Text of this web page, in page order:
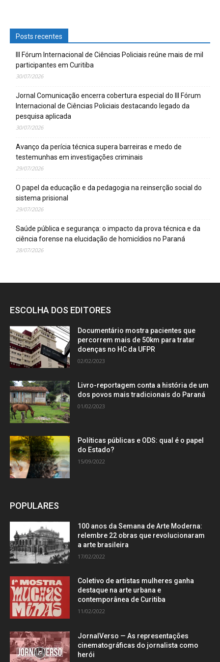
Posts recentes
III Fórum Internacional de Ciências Policiais reúne mais de mil
participantes em Curitiba
30/07/2026
Jornal Comunicação encerra cobertura especial do III Fórum
Internacional de Ciências Policiais destacando legado da
pesquisa aplicada
30/07/2026
Avanço da perícia técnica supera barreiras e medo de
testemunhas em investigações criminais
29/07/2026
O papel da educação e da pedagogia na reinserção social do
sistema prisional
29/07/2026
Saúde pública e segurança: o impacto da prova técnica e da
ciência forense na elucidação de homicídios no Paraná
28/07/2026
ESCOLHA DOS EDITORES
Documentário mostra pacientes que
percorrem mais de 50km para tratar
doenças no HC da UFPR
02/02/2023
Livro-reportagem conta a história de um
dos povos mais tradicionais do Paraná
01/02/2023
Políticas públicas e ODS: qual é o papel
do Estado?
15/09/2022
POPULARES
100 anos da Semana de Arte Moderna:
relembre 22 obras que revolucionaram
a arte brasileira
17/02/2022
Coletivo de artistas mulheres ganha
destaque na arte urbana e
contemporânea de Curitiba
11/02/2022
JornalVerso — As representações
cinematográficas do jornalista como
herói